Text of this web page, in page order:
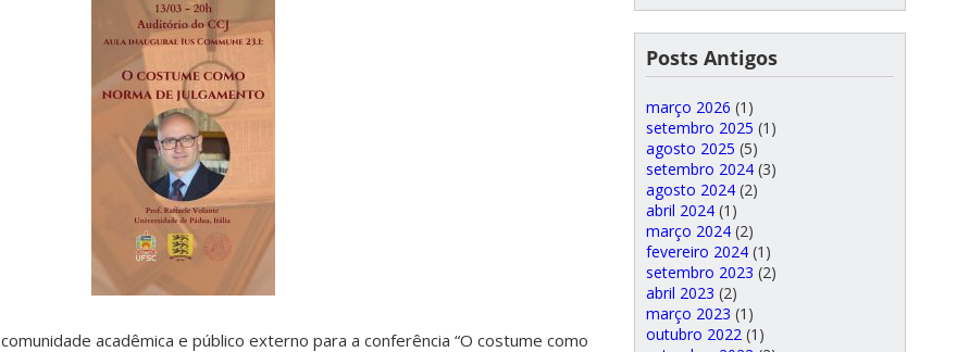
acadêmica e público externo para a conferência “O costume como
Posts Antigos
março 2026 (1)
setembro 2025 (1)
agosto 2025 (5)
setembro 2024 (3)
agosto 2024 (2)
abril 2024 (1)
março 2024 (2)
fevereiro 2024 (1)
setembro 2023 (2)
abril 2023 (2)
março 2023 (1)
outubro 2022 (1)